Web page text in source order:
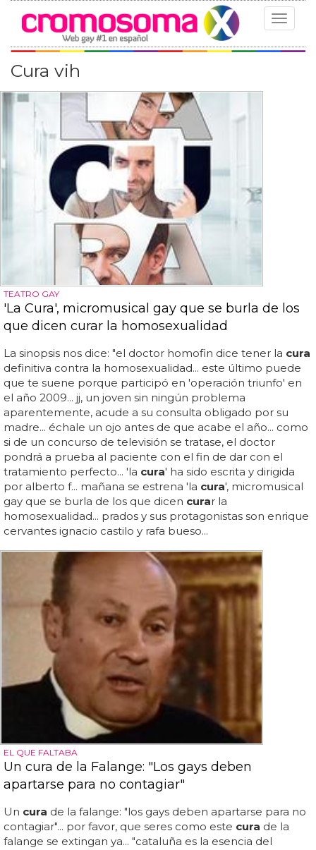
Toggle
Cura vih
TEATRO GAY
'La Cura', micromusical gay que se burla de los
que dicen curar la homosexualidad
La sinopsis nos dice: "el doctor homofin dice tener la cura
definitiva contra la homosexualidad... este último puede
que te suene porque participó en 'operación triunfo' en
el año 2009... jj, un joven sin ningún problema
aparentemente, acude a su consulta obligado por su
madre... échale un ojo antes de que acabe el año... como
si de un concurso de televisión se tratase, el doctor
pondrá a prueba al paciente con el fin de dar con el
tratamiento perfecto... 'la cura' ha sido escrita y dirigida
por alberto f... mañana se estrena 'la cura', micromusical
gay que se burla de los que dicen curar la
homosexualidad... prados y sus protagonistas son enrique
cervantes ignacio castilo y rafa bueso...
EL QUE FALTABA
Un cura de la Falange: "Los gays deben
apartarse para no contagiar"
Un cura de la falange: "los gays deben apartarse para no
contagiar"... por favor, que seres como este cura de la
falange se extingan ya... "cataluña es la esencia del